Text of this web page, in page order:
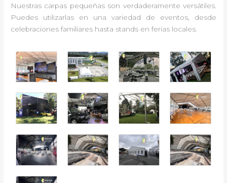
Nuestras carpas pequeñas son verdaderamente versátiles.
Puedes utilizarlas en una variedad de eventos, desde
celebraciones familiares hasta stands en ferias locales.